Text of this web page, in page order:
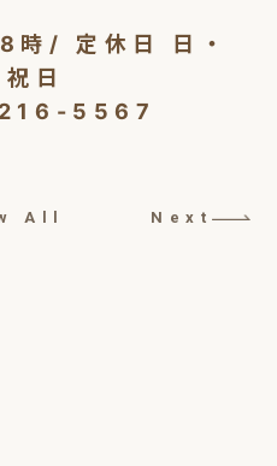
/ 定休日 日・
日
5567
All Next